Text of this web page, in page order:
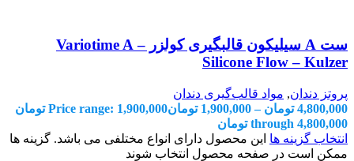
ست A سیلیکون قالبگیری کولزر – Variotime A
Silicone Flow – Kulzer
پروتز دندان, مواد قالب‌گیری دندان
4,800,000 تومان –
1,900,000 تومان
Price range: 1,900,000 تومان
through 4,800,000 تومان
انتخاب گزینه ها این محصول دارای انواع مختلفی می باشد. گزینه ها
ممکن است در صفحه محصول انتخاب شوند